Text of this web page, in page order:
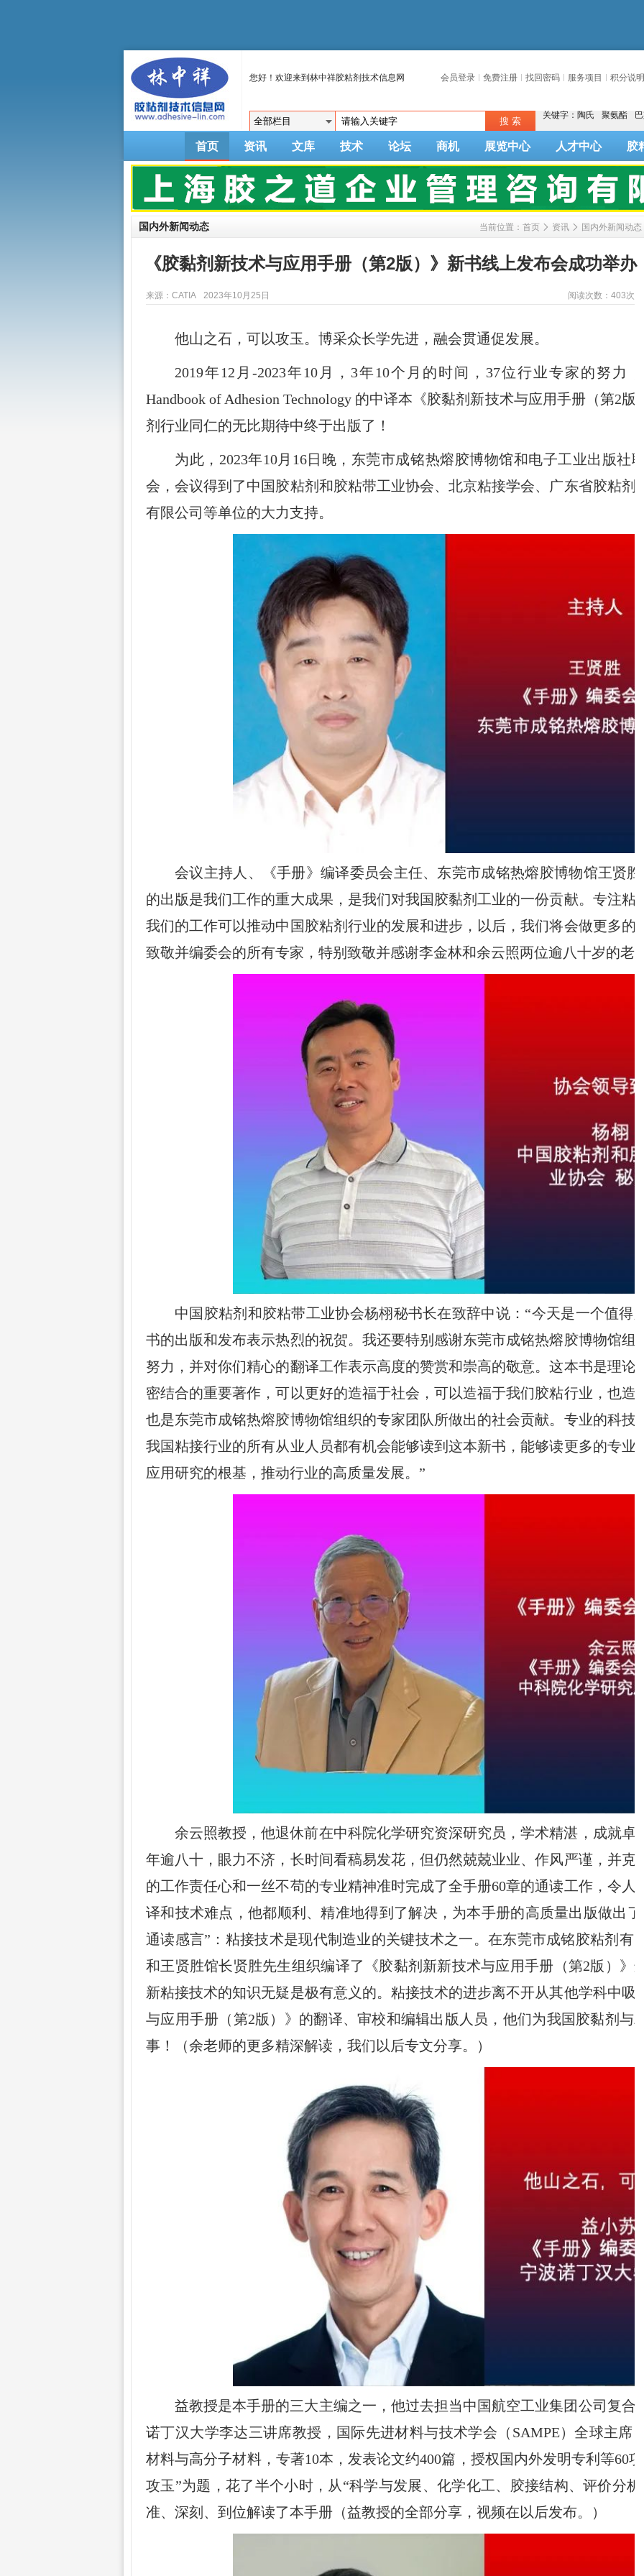
您好！欢迎来到林中祥胶粘剂技术信息网 会员登录 免费注册 找回密码 服务项目
积分说明
关键字： 陶氏 聚氨酯
首页 资讯 文库 技术 论坛 商机 展览中心 人才中心 胶
国内外新闻动态 当前位置： 首页 资讯 国内外新闻动态
《胶黏剂新技术与应用手册（第2版）》新书线上发布会成功举办
来源：CATIA 2023年10月25日 阅读次数： 403次
他山之石，可以攻玉。博采众长学先进，融会贯通促发展。
2019年12 月 -2023年10月， 3年10个月的时间， 37位行业专家的努力，
Handbook of Adhesion Technology 的中译本《胶黏剂新技术与应用手册（第2版
剂行业同仁的无比期待中终于出版了！
为此， 2023年10月 16日晚，东莞市成铭热熔胶博物馆和电子工业出版社
会，会议得到了中国胶粘剂和胶粘带工业协会、北京粘接学会、广东省胶粘剂
有限公司等单位的大力支持。
会议主持人、《手册》编译委员会主任、东莞市成铭热熔胶博物馆王贤胜
的出版是我们工作的重大成果，是我们对我国胶黏剂工业的一份贡献。专注粘
我们的工作可以推动中国胶粘剂行业的发展和进步，以后，我们将会做更多的
致敬并编委会的所有专家，特别致敬并感谢李金林和余云照两位逾八十岁的老
中国胶粘剂和胶粘带工业协会杨栩秘书长在致辞中说： “今天是一个值得
书的出版和发布表示热烈的祝贺。我还要特别感谢东莞市成铭热熔胶博物馆组
努力，并对你们精心的翻译工作表示高度的赞赏和崇高的敬意。这本书是理论
密结合的重要著作，可以更好的造福于社会，可以造福于我们胶粘行业，也造
也是东莞市成铭热熔胶博物馆组织的专家团队所做出的社会贡献。专业的科技
我国粘接行业的所有从业人员都有机会能够读到这本新书，能够读更多的专业
应用研究的根基，推动行业的高质量发展。 ”
余云照教授，他退休前在中科院化学研究资深研究员，学术精湛，成就卓
年逾八十，眼力不济，长时间看稿易发花，但仍然兢兢业业、作风严谨，并克
的工作责任心和一丝不苟的专业精神准时完成了全手册60章的通读工作，令人
译和技术难点，他都顺利、精准地得到了解决，为本手册的高质量出版做出了
通读感言” ：粘接技术是现代制造业的关键技术之一。在东莞市成铭胶粘剂有
和王贤胜馆长贤胜先生组织编译了《胶黏剂新新技术与应用手册（第2版）》
新粘接技术的知识无疑是极有意义的。粘接技术的进步离不开从其他学科中吸
与应用手册（第2版）》的翻译、审校和编辑出版人员，他们为我国胶黏剂与
事！（余老师的更多精深解读，我们以后专文分享。）
益教授是本手册的三大主编之一，他过去担当中国航空工业集团公司复合
诺丁汉大学李达三讲席教授，国际先进材料与技术学会（ SAMPE）全球主席
材料与高分子材料，专著10本，发表论文约400篇，授权国内外发明专利等60
攻玉”为题，花了半个小时，从“科学与发展、化学化工、胶接结构、评价分析
准、深刻、到位解读了本手册（益教授的全部分享，视频在以后发布。）